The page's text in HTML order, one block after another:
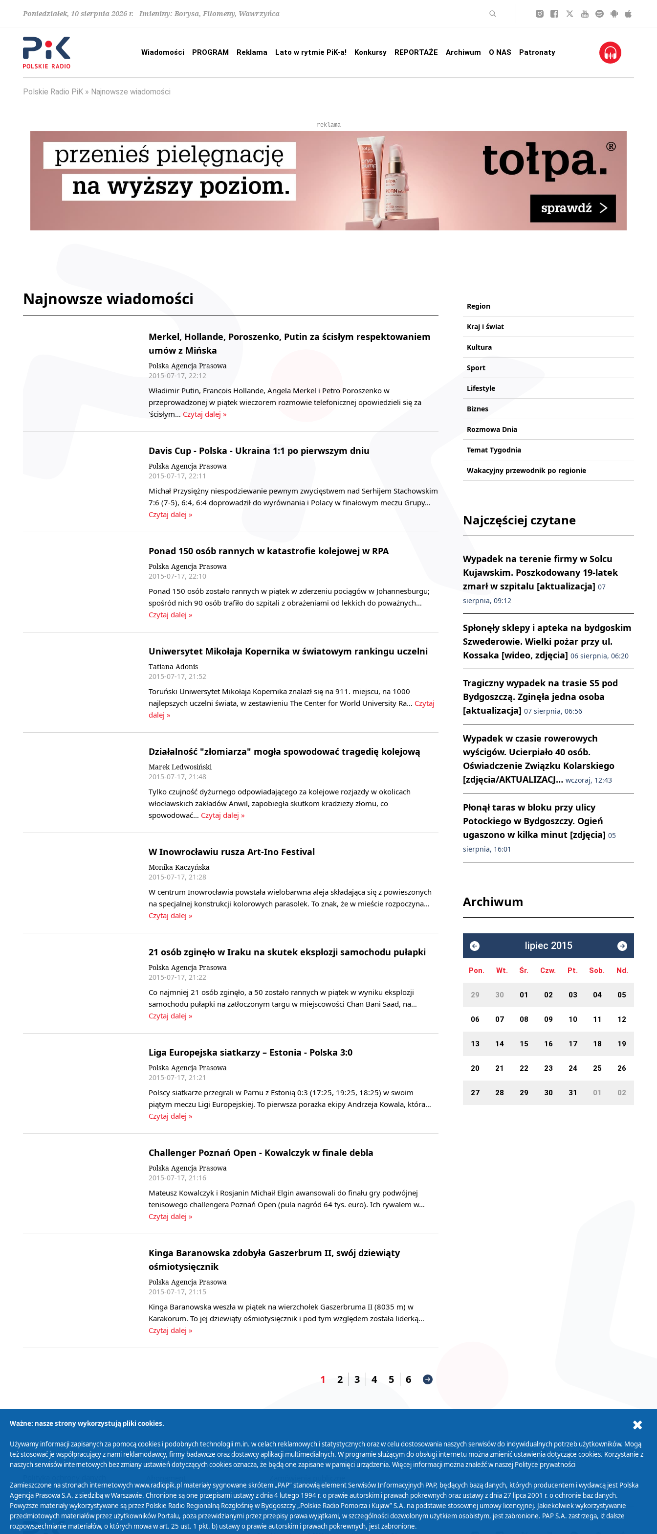
Poniedziałek, 10 sierpnia 2026 r. Imieniny: Borysa, Filomeny, Wawrzyńca
Wiadomości PROGRAM Reklama Lato w rytmie PiK-a! Konkursy REPORTAŻE Archiwum O NAS Patronaty
Polskie Radio PiK Najnowsze wiadomości
reklama
Najnowsze wiadomości
Merkel, Hollande, Poroszenko, Putin za ścisłym respektowaniem
umów z Mińska
Polska Agencja Prasowa
2015-07-17, 22:12
Władimir Putin, Francois Hollande, Angela Merkel i Petro Poroszenko w
przeprowadzonej w piątek wieczorem rozmowie telefonicznej opowiedzieli się za
'ścisłym… Czytaj dalej »
Davis Cup - Polska - Ukraina 1:1 po pierwszym dniu
Polska Agencja Prasowa
2015-07-17, 22:11
Michał Przysiężny niespodziewanie pewnym zwycięstwem nad Serhijem Stachowskim
7:6 (7-5), 6:4, 6:4 doprowadził do wyrównania i Polacy w finałowym meczu Grupy…
Czytaj dalej »
Ponad 150 osób rannych w katastrofie kolejowej w RPA
Polska Agencja Prasowa
2015-07-17, 22:10
Ponad 150 osób zostało rannych w piątek w zderzeniu pociągów w Johannesburgu;
spośród nich 90 osób trafiło do szpitali z obrażeniami od lekkich do poważnych…
Czytaj dalej »
Uniwersytet Mikołaja Kopernika w światowym rankingu uczelni
Tatiana Adonis
2015-07-17, 21:52
Toruński Uniwersytet Mikołaja Kopernika znalazł się na 911. miejscu, na 1000
najlepszych uczelni świata, w zestawieniu The Center for World University Ra… Czytaj
dalej »
Działalność "złomiarza" mogła spowodować tragedię kolejową
Marek Ledwosiński
2015-07-17, 21:48
Tylko czujność dyżurnego odpowiadającego za kolejowe rozjazdy w okolicach
włocławskich zakładów Anwil, zapobiegła skutkom kradzieży złomu, co
spowodować… Czytaj dalej »
W Inowrocławiu rusza Art-Ino Festival
Monika Kaczyńska
2015-07-17, 21:28
W centrum Inowrocławia powstała wielobarwna aleja składająca się z powieszonych
na specjalnej konstrukcji kolorowych parasolek. To znak, że w mieście rozpoczyna…
Czytaj dalej »
21 osób zginęło w Iraku na skutek eksplozji samochodu pułapki
Polska Agencja Prasowa
2015-07-17, 21:22
Co najmniej 21 osób zginęło, a 50 zostało rannych w piątek w wyniku eksplozji
samochodu pułapki na zatłoczonym targu w miejscowości Chan Bani Saad, na…
Czytaj dalej »
Liga Europejska siatkarzy – Estonia - Polska 3:0
Polska Agencja Prasowa
2015-07-17, 21:21
Polscy siatkarze przegrali w Parnu z Estonią 0:3 (17:25, 19:25, 18:25) w swoim
piątym meczu Ligi Europejskiej. To pierwsza porażka ekipy Andrzeja Kowala, która…
Czytaj dalej »
Challenger Poznań Open - Kowalczyk w finale debla
Polska Agencja Prasowa
2015-07-17, 21:16
Mateusz Kowalczyk i Rosjanin Michaił Elgin awansowali do finału gry podwójnej
tenisowego challengera Poznań Open (pula nagród 64 tys. euro). Ich rywalem w…
Czytaj dalej »
Kinga Baranowska zdobyła Gaszerbrum II, swój dziewiąty
ośmiotysięcznik
Polska Agencja Prasowa
2015-07-17, 21:15
Kinga Baranowska weszła w piątek na wierzchołek Gaszerbruma II (8035 m) w
Karakorum. To jej dziewiąty ośmiotysięcznik i pod tym względem została liderką…
Czytaj dalej »
1 2 3 4 5 6
Region
Kraj i świat
Kultura
Sport
Lifestyle
Biznes
Rozmowa Dnia
Temat Tygodnia
Wakacyjny przewodnik po regionie
Najczęściej czytane
Wypadek na terenie firmy w Solcu
Kujawskim. Poszkodowany 19-latek
zmarł w szpitalu [aktualizacja] 07
sierpnia, 09:12
Spłonęły sklepy i apteka na bydgoskim
Szwederowie. Wielki pożar przy ul.
Kossaka [wideo, zdjęcia] 06 sierpnia, 06:20
Tragiczny wypadek na trasie S5 pod
Bydgoszczą. Zginęła jedna osoba
[aktualizacja] 07 sierpnia, 06:56
Wypadek w czasie rowerowych
wyścigów. Ucierpiało 40 osób.
Oświadczenie Związku Kolarskiego
[zdjęcia/AKTUALIZACJ… wczoraj, 12:43
Płonął taras w bloku przy ulicy
Potockiego w Bydgoszczy. Ogień
ugaszono w kilka minut [zdjęcia] 05
sierpnia, 16:01
Archiwum
lipiec 2015
Pon. Wt. Śr. Czw. Pt. Sob. Nd.
29 30 01 02 03 04 05
06 07 08 09 10 11 12
13 14 15 16 17 18 19
20 21 22 23 24 25 26
27 28 29 30 31 01 02
Polityka Prywatności Zasady korzystania z Serwisu
Organizacje Pożytku
Publicznego
Cyfryzacja DAB+
osobowych
Biuletyn Informacji
Publicznej
Ważne: nasze strony wykorzystują pliki cookies.
Używamy informacji zapisanych za pomocą cookies i podobnych technologii m.in. w celach reklamowych i statystycznych oraz w celu dostosowania naszych serwisów do indywidualnych potrzeb użytkowników. Mogą
też stosować je współpracujący z nami reklamodawcy, firmy badawcze oraz dostawcy aplikacji multimedialnych. W programie służącym do obsługi internetu można zmienić ustawienia dotyczące cookies. Korzystanie z
naszych serwisów internetowych bez zmiany ustawień dotyczących cookies oznacza, że będą one zapisane w pamięci urządzenia. Więcej informacji można znaleźć w naszej Polityce prywatności
Zamieszczone na stronach internetowych www.radiopik.pl materiały sygnowane skrótem „PAP” stanowią element Serwisów Informacyjnych PAP, będących bazą danych, których producentem i wydawcą jest Polska
Agencja Prasowa S.A. z siedzibą w Warszawie. Chronione są one przepisami ustawy z dnia 4 lutego 1994 r. o prawie autorskim i prawach pokrewnych oraz ustawy z dnia 27 lipca 2001 r. o ochronie baz danych.
Powyższe materiały wykorzystywane są przez Polskie Radio Regionalną Rozgłośnię w Bydgoszczy „Polskie Radio Pomorza i Kujaw” S.A. na podstawie stosownej umowy licencyjnej. Jakiekolwiek wykorzystywanie
przedmiotowych materiałów przez użytkowników Portalu, poza przewidzianymi przez przepisy prawa wyjątkami, w szczególności dozwolonym użytkiem osobistym, jest zabronione. PAP S.A. zastrzega, iż dalsze
rozpowszechnianie materiałów, o których mowa w art. 25 ust. 1 pkt. b) ustawy o prawie autorskim i prawach pokrewnych, jest zabronione.